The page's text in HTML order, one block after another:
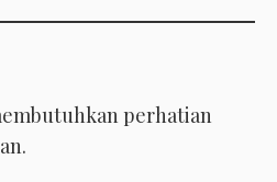
perhatian